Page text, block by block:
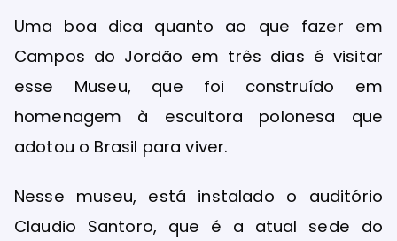
Uma boa dica quanto ao que fazer em
Campos do Jordão em três dias é visitar
esse Museu, que foi construído em
homenagem à escultora polonesa que
adotou o Brasil para viver.
Nesse museu, está instalado o auditório
Claudio Santoro, que é a atual sede do